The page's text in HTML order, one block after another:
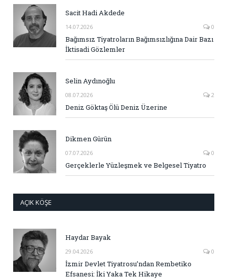
Sacit Hadi Akdede
14.07.2026 0
Bağımsız Tiyatroların Bağımsızlığına Dair Bazı
İktisadi Gözlemler
Selin Aydınoğlu
08.07.2026 2
Deniz Göktaş Ölü Deniz Üzerine
Dikmen Gürün
07.07.2026 0
Gerçeklerle Yüzleşmek ve Belgesel Tiyatro
AÇIK KÖŞE
Haydar Bayak
29.04.2026 0
İzmir Devlet Tiyatrosu’ndan Rembetiko
Efsanesi: İki Yaka Tek Hikaye